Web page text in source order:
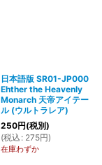
絞り込む
日本語版 SR01-JP000
Ehther the Heavenly
Monarch 天帝アイテー
ル (ウルトラレア)
250円(税別)
(税込 : 275円)
在庫わずか